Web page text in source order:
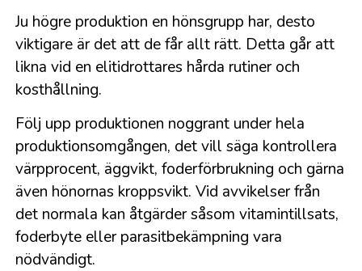
Ju högre produktion en hönsgrupp har, desto
viktigare är det att de får allt rätt. Detta går att
likna vid en elitidrottares hårda rutiner och
kosthållning.
Följ upp produktionen noggrant under hela
produktionsomgången, det vill säga kontrollera
värpprocent, äggvikt, foderförbrukning och gärna
även hönornas kroppsvikt. Vid avvikelser från
det normala kan åtgärder såsom vitamintillsats,
foderbyte eller parasitbekämpning vara
nödvändigt.